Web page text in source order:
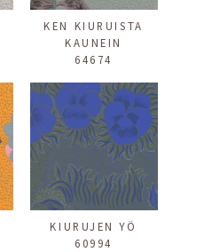
KEN KIURUISTA
KAUNEIN
64674
KIURUJEN YÖ
60994